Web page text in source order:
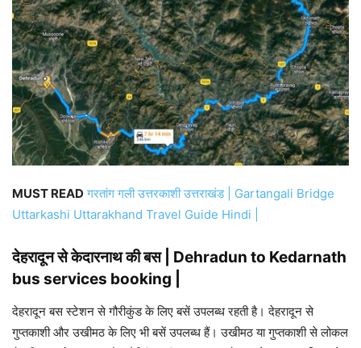
MUST READ गरतांग गली उत्तरकाशी उत्तराखंड | Gartangali Bridge
Uttarkashi Uttarakhand Travel Guide Hindi |
देहरादून से केदारनाथ की बस | Dehradun to Kedarnath
bus services booking |
देहरादून बस स्टेशन से गौरीकुंड के लिए बसें उपलब्ध रहती है। देहरादून से
गुप्तकाशी और उखीमठ के लिए भी बसें उपलब्ध हैं। उखीमठ या गुप्तकाशी से लोकल